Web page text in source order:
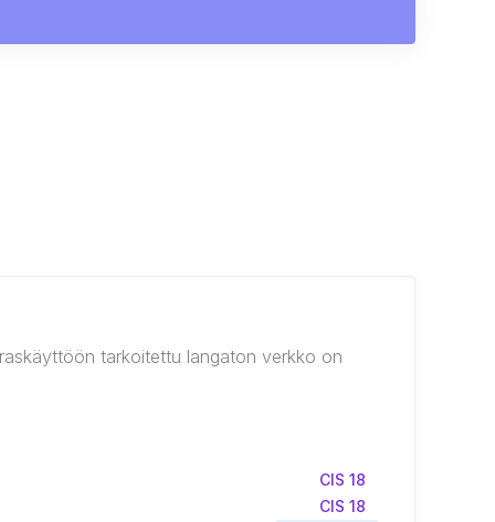
tarkoitettu langaton verkko on
CIS 18
CIS 18